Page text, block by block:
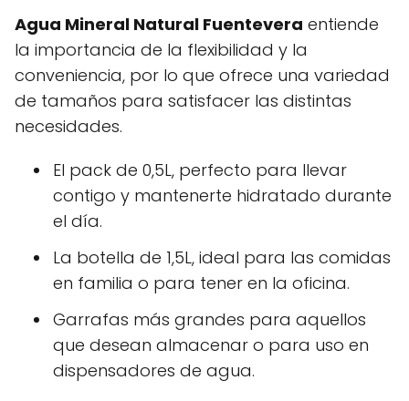
Agua Mineral Natural Fuentevera entiende
la importancia de la flexibilidad y la
conveniencia, por lo que ofrece una variedad
de tamaños para satisfacer las distintas
necesidades.
El pack de 0,5L, perfecto para llevar
contigo y mantenerte hidratado durante
el día.
La botella de 1,5L, ideal para las comidas
en familia o para tener en la oficina.
Garrafas más grandes para aquellos
que desean almacenar o para uso en
dispensadores de agua.